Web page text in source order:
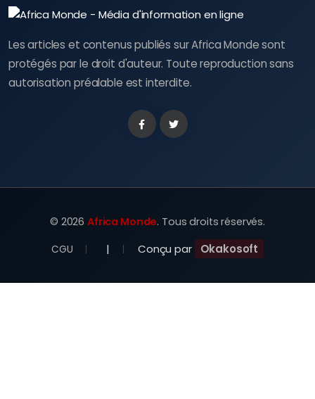
Les articles et contenus publiés sur Africa Monde sont
protégés par le droit d'auteur. Toute reproduction sans
autorisation préalable est interdite.
FacebookTwitter
© 2026 Africa Monde. Tous droits réservés.
CGU | Conçu par Okakosoft